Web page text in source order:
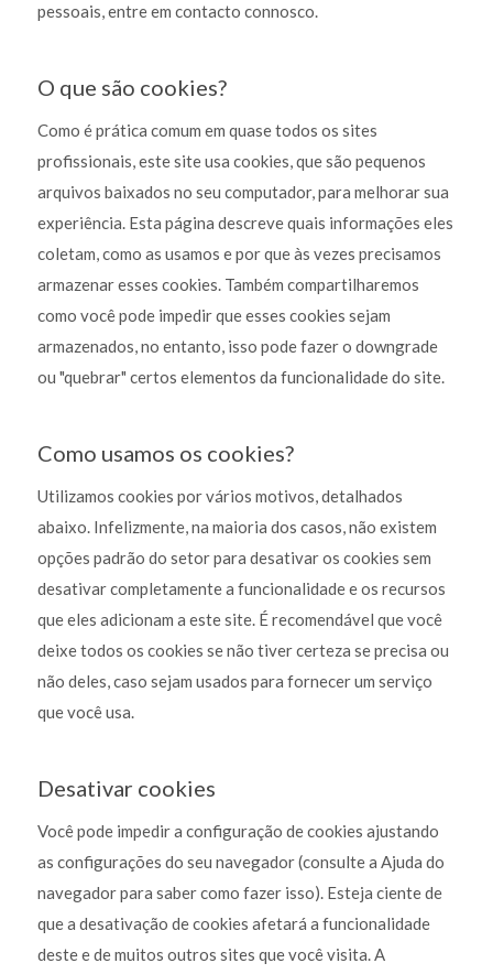
pessoais, entre em contacto connosco.
O que são cookies?
Como é prática comum em quase todos os sites
profissionais, este site usa cookies, que são pequenos
arquivos baixados no seu computador, para melhorar sua
experiência. Esta página descreve quais informações eles
coletam, como as usamos e por que às vezes precisamos
armazenar esses cookies. Também compartilharemos
como você pode impedir que esses cookies sejam
armazenados, no entanto, isso pode fazer o downgrade
ou "quebrar" certos elementos da funcionalidade do site.
Como usamos os cookies?
Utilizamos cookies por vários motivos, detalhados
abaixo. Infelizmente, na maioria dos casos, não existem
opções padrão do setor para desativar os cookies sem
desativar completamente a funcionalidade e os recursos
que eles adicionam a este site. É recomendável que você
deixe todos os cookies se não tiver certeza se precisa ou
não deles, caso sejam usados para fornecer um serviço
que você usa.
Desativar cookies
Você pode impedir a configuração de cookies ajustando
as configurações do seu navegador (consulte a Ajuda do
navegador para saber como fazer isso). Esteja ciente de
que a desativação de cookies afetará a funcionalidade
deste e de muitos outros sites que você visita. A